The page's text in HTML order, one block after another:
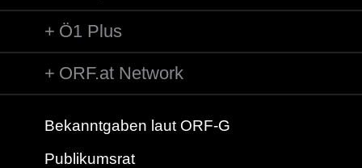
Ö1 Plus
ORF.at Network
Bekanntgaben laut ORF-G
Publikumsrat